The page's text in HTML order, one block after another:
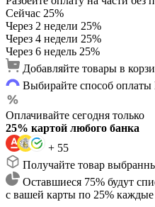
Сейчас 25%
Через 2 недели 25%
Через 4 недели 25%
Через 6 недель 25%
Добавляйте товары в
Выбирайте способ оплаты
Оплачивайте сегодня только
25% картой любого банка
+ 55
Получайте товар
Оставшиеся 75% будут
с вашей карты по 25% каждые